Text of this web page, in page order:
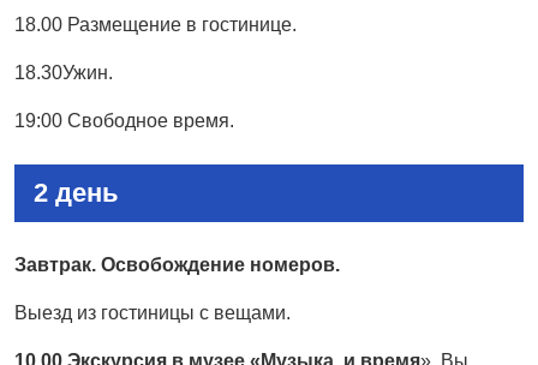
18.00 Размещение в гостинице.
18.30Ужин.
19:00 Свободное время.
2 день
Завтрак. Освобождение номеров.
Выезд из гостиницы с вещами.